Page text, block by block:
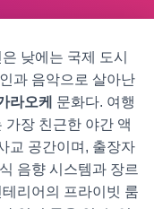
낮에는 국제 도시
과 음악으로 살아난
라오케
문화다. 여행
가장 친근한 야간 액
교 공간이며, 출장자
음향 시스템과 장르
리어의 프라이빗 룸